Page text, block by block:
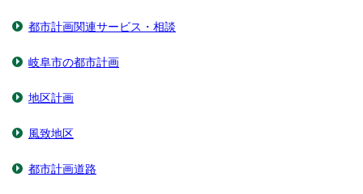
都市計画関連サービス・相談
岐阜市の都市計画
地区計画
風致地区
都市計画道路